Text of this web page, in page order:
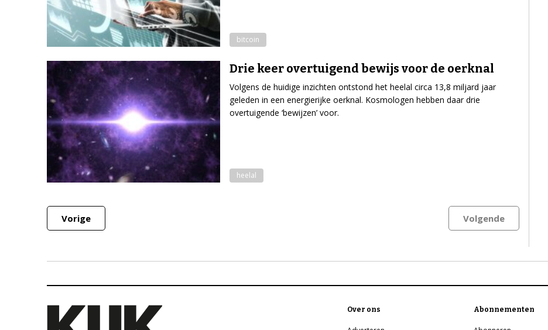
bitcoin
Drie keer overtuigend bewijs voor de oerknal
Volgens de huidige inzichten ontstond het heelal circa 13,8 miljard jaar
geleden in een energierijke oerknal. Kosmologen hebben daar drie
overtuigende ‘bewijzen’ voor.
heelal
Vorige Volgende
Over ons Abonnementen